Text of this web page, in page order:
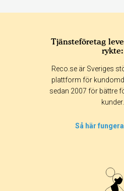
Tjänsteföretag
rykte:
Reco.se är Sveriges
plattform för
sedan 2007 för bättre
kunder.
Så här